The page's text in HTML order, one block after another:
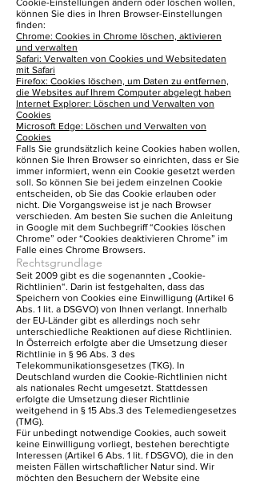
Cookie-Einstellungen ändern oder löschen wollen,
können Sie dies in Ihren Browser-Einstellungen
finden:
Chrome: Cookies in Chrome löschen, aktivieren
und verwalten
Safari: Verwalten von Cookies und Websitedaten
mit Safari
Firefox: Cookies löschen, um Daten zu entfernen,
die Websites auf Ihrem Computer abgelegt haben
Internet Explorer: Löschen und Verwalten von
Cookies
Microsoft Edge: Löschen und Verwalten von
Cookies
Falls Sie grundsätzlich keine Cookies haben wollen,
können Sie Ihren Browser so einrichten, dass er Sie
immer informiert, wenn ein Cookie gesetzt werden
soll. So können Sie bei jedem einzelnen Cookie
entscheiden, ob Sie das Cookie erlauben oder
nicht. Die Vorgangsweise ist je nach Browser
verschieden. Am besten Sie suchen die Anleitung
in Google mit dem Suchbegriff “Cookies löschen
Chrome” oder “Cookies deaktivieren Chrome” im
Falle eines Chrome Browsers.
Rechtsgrundlage
Seit 2009 gibt es die sogenannten „Cookie-
Richtlinien“. Darin ist festgehalten, dass das
Speichern von Cookies eine Einwilligung (Artikel 6
Abs. 1 lit. a DSGVO) von Ihnen verlangt. Innerhalb
der EU-Länder gibt es allerdings noch sehr
unterschiedliche Reaktionen auf diese Richtlinien.
In Österreich erfolgte aber die Umsetzung dieser
Richtlinie in § 96 Abs. 3 des
Telekommunikationsgesetzes (TKG). In
Deutschland wurden die Cookie-Richtlinien nicht
als nationales Recht umgesetzt. Stattdessen
erfolgte die Umsetzung dieser Richtlinie
weitgehend in § 15 Abs.3 des Telemediengesetzes
(TMG).
Für unbedingt notwendige Cookies, auch soweit
keine Einwilligung vorliegt, bestehen berechtigte
Interessen (Artikel 6 Abs. 1 lit. f DSGVO), die in den
meisten Fällen wirtschaftlicher Natur sind. Wir
möchten den Besuchern der Website eine